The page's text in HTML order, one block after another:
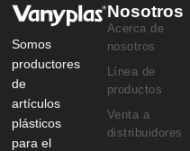
Somos
productores
de
artículos
plásticos
para el
Nosotros
Acerca de
nosotros
Línea de
productos
Venta a
distribuidores